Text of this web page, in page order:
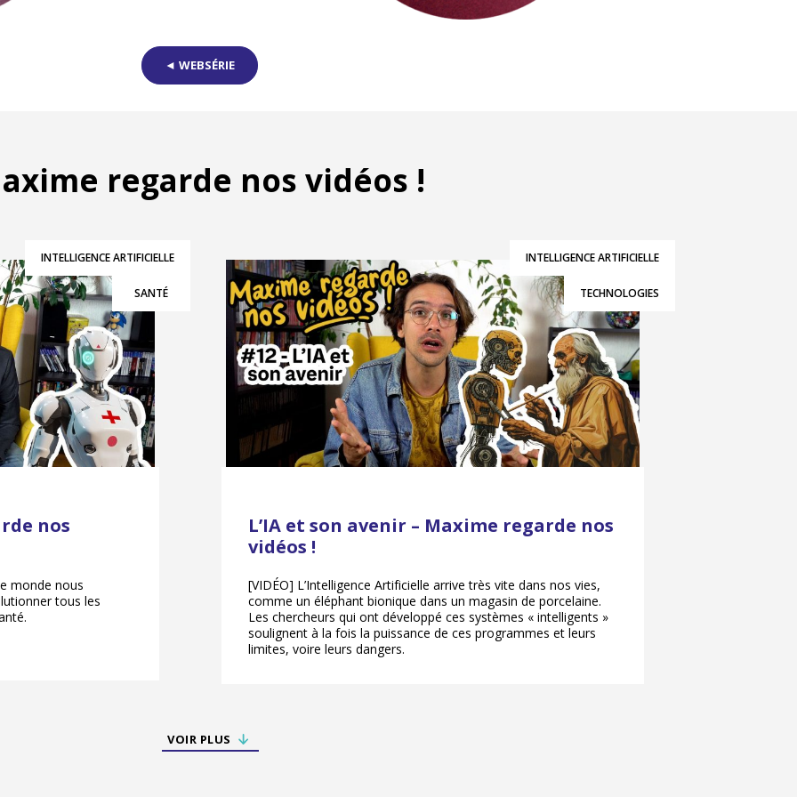
◄ WEBSÉRIE
regarde nos vidéos !
INTELLIGENCE ARTIFICIELLE
SANTÉ
nos
monde nous
tous les
INTELLIGENCE ARTIFICIELLE
TECHNOLOGIES
L’IA et son avenir – Maxime regarde nos
vidéos !
[VIDÉO] L’Intelligence Artificielle arrive très vite dans nos vies,
comme un éléphant bionique dans un magasin de porcelaine.
Les chercheurs qui ont développé ces systèmes « intelligents »
soulignent à la fois la puissance de ces programmes et leurs
limites, voire leurs dangers.
VOIR PLUS